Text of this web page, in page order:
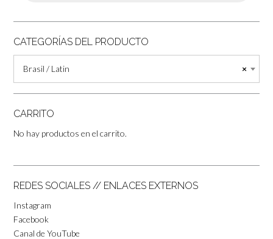
CATEGORÍAS DEL PRODUCTO
×
Brasil / Latin
CARRITO
No hay productos en el carrito.
REDES SOCIALES // ENLACES EXTERNOS
Instagram
Facebook
Canal de YouTube